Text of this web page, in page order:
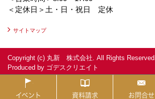
＜定休日＞土・日・祝日 定休
サイトマップ
Copyright (c) 丸新 株式会社. All Rights Reserved.
Produced by ゴデスクリエイト
イベント 資料請求 お問合せ